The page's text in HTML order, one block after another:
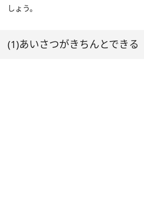
しょう。
(1)あいさつがきちんとできる